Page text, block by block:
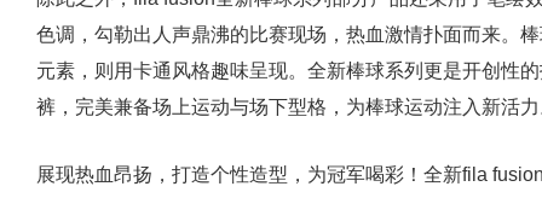
色调，勾勒出人声鼎沸的比赛现场，热血激情扑面而来。
元素，则用卡通风格趣味呈现。全新棒球系列更是开创性
裤，完美兼备场上运动与场下型格，为棒球运动注入新活
展现热血昂扬，打造个性造型，为冠军喝彩！全新fila